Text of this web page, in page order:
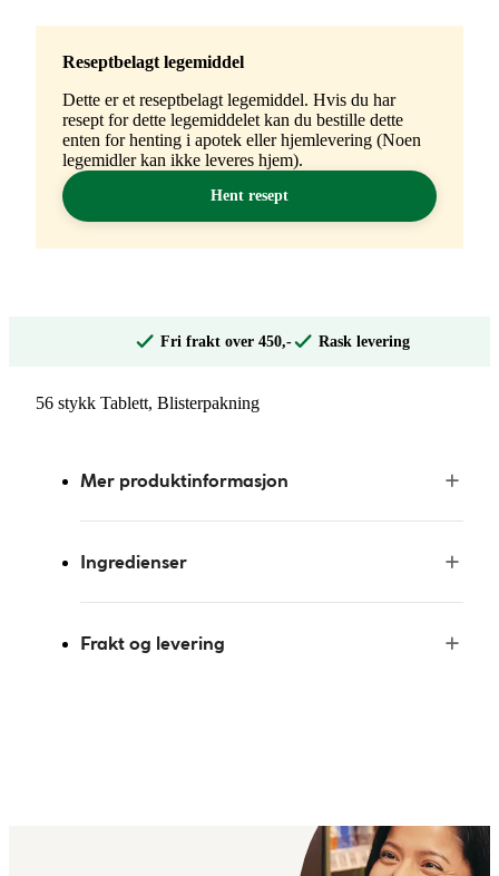
Reseptbelagt legemiddel
Dette er et reseptbelagt legemiddel. Hvis du har
resept for dette legemiddelet kan du bestille dette
enten for henting i apotek eller hjemlevering (Noen
legemidler kan ikke leveres hjem).
Hent resept
Fri frakt over 450,- Rask levering
56 stykk Tablett, Blisterpakning
Mer produktinformasjon
Ingredienser
Frakt og levering